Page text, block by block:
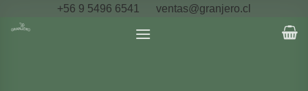
+56 9 5496 6541 ventas@granjero.cl